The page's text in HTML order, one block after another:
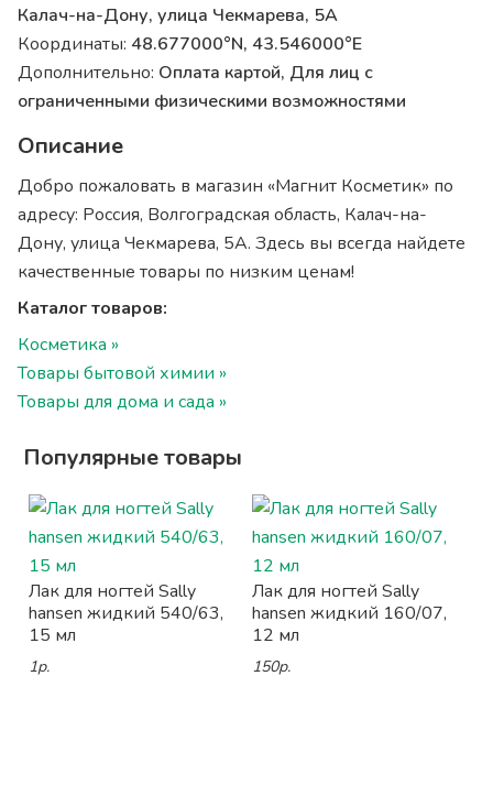
Калач-на-Дону, улица Чекмарева, 5А
Координаты: 48.677000°N, 43.546000°E
Дополнительно: Оплата картой, Для лиц с
ограниченными физическими возможностями
Описание
Добро пожаловать в магазин «Магнит Косметик» по
адресу: Россия, Волгоградская область, Калач-на-
Дону, улица Чекмарева, 5А. Здесь вы всегда найдете
качественные товары по низким ценам!
Каталог товаров:
Косметика »
Товары бытовой химии »
Товары для дома и сада »
Популярные товары
Лак для ногтей Sally
hansen жидкий 540/63,
15 мл
1р.
Лак для ногтей Sally
hansen жидкий 160/07,
12 мл
150р.